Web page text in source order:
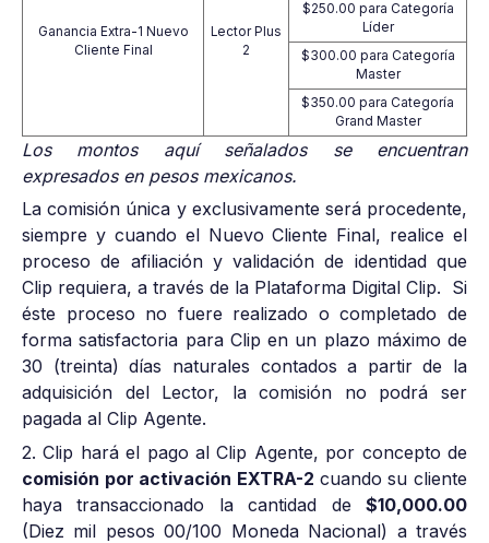
Ganancia Extra-1 Nuevo
Cliente Final
Lector Plus
2
$250.00 para Categoría
Líder
$300.00 para Categoría
Master
$350.00 para Categoría
Grand Master
Los montos aquí señalados se encuentran
expresados en pesos mexicanos.
La comisión única y exclusivamente será procedente,
siempre y cuando el Nuevo Cliente Final, realice el
proceso de afiliación y validación de identidad que
Clip requiera, a través de la Plataforma Digital Clip. Si
éste proceso no fuere realizado o completado de
forma satisfactoria para Clip en un plazo máximo de
30 (treinta) días naturales contados a partir de la
adquisición del Lector, la comisión no podrá ser
pagada al Clip Agente.
2. Clip hará el pago al Clip Agente, por concepto de
comisión por activación EXTRA-2 cuando su cliente
haya transaccionado la cantidad de $10,000.00
(Diez mil pesos 00/100 Moneda Nacional) a través